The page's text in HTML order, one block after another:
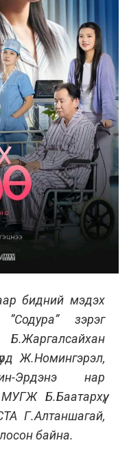
бидний мэдэх
”Содура” зэрэг
Б.Жаргалсайхан
Ж.Номингэрэл,
Эрдэнэ нар
Б.Баатархүү,
Г.Алтаншагай,
байна.